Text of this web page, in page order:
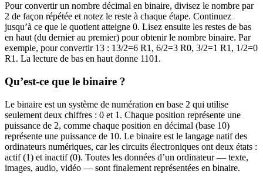
Pour convertir un nombre décimal en binaire, divisez le nombre par
2 de façon répétée et notez le reste à chaque étape. Continuez
jusqu’à ce que le quotient atteigne 0. Lisez ensuite les restes de bas
en haut (du dernier au premier) pour obtenir le nombre binaire. Par
exemple, pour convertir 13 : 13/2=6 R1, 6/2=3 R0, 3/2=1 R1, 1/2=0
R1. La lecture de bas en haut donne 1101.
Qu’est-ce que le binaire ?
Le binaire est un système de numération en base 2 qui utilise
seulement deux chiffres : 0 et 1. Chaque position représente une
puissance de 2, comme chaque position en décimal (base 10)
représente une puissance de 10. Le binaire est le langage natif des
ordinateurs numériques, car les circuits électroniques ont deux états :
actif (1) et inactif (0). Toutes les données d’un ordinateur — texte,
images, audio, vidéo — sont finalement représentées en binaire.